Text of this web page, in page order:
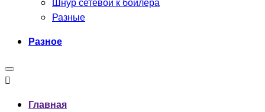
Разные
Разное
Главная